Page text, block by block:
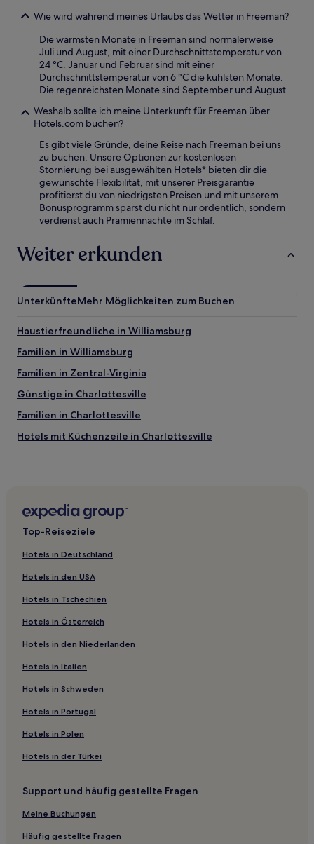
Wie wird während meines Urlaubs das Wetter in Freeman?
Die wärmsten Monate in Freeman sind normalerweise
Juli und August, mit einer Durchschnittstemperatur von
24 °C. Januar und Februar sind mit einer
Durchschnittstemperatur von 6 °C die kühlsten Monate.
Die regenreichsten Monate sind September und August.
Weshalb sollte ich meine Unterkunft für Freeman über
Hotels.com buchen?
Es gibt viele Gründe, deine Reise nach Freeman bei uns
zu buchen: Unsere Optionen zur kostenlosen
Stornierung bei ausgewählten Hotels* bieten dir die
gewünschte Flexibilität, mit unserer Preisgarantie
profitierst du von niedrigsten Preisen und mit unserem
Bonusprogramm sparst du nicht nur ordentlich, sondern
verdienst auch Prämiennächte im Schlaf.
Weiter erkunden
UnterkünfteMehr Möglichkeiten zum Buchen
Haustierfreundliche in Williamsburg
Familien in Williamsburg
Familien in Zentral-Virginia
Günstige in Charlottesville
Familien in Charlottesville
Hotels mit Küchenzeile in Charlottesville
Haustierfreundliche in Manassas
Familien in Wintergreen
Hotels mit Fitnessbereich nahe York River State Park
Günstige in Bellwood
Hotels mit Küchenzeile in Nordvirginia
Hotels mit WLAN in Nordvirginia
Haustierfreundliche in Nordvirginia
Günstige in Nordvirginia
Hotels mit Parkplatz in Nordvirginia
Hotels mit Pool in Nordvirginia
Hotels mit Fitnessbereich in Roanoke
Haustierfreundliche in Roanoke
Familien in Lexington
Hotels mit Pool in Farmville
Günstige in Farmville
Top-Reiseziele
Hotels in Deutschland
Hotels in den USA
Hotels in Tschechien
Hotels in Österreich
Hotels in den Niederlanden
Hotels in Italien
Hotels in Schweden
Hotels in Portugal
Hotels in Polen
Hotels in der Türkei
Support und häufig gestellte Fragen
Meine Buchungen
Häufig gestellte Fragen